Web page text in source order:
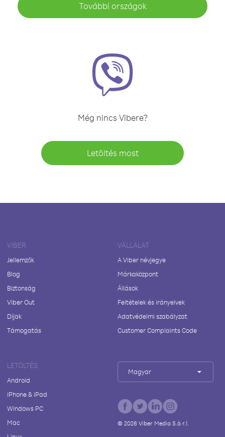
További országok
Még nincs Vibere?
Letöltés most
VIBER
Jellemzők
Blog
Biztonság
Viber Out
Díjak
Támogatás
VÁLLALAT
A Viber névjegye
Márkaközpont
Állások
Feltételek és irányelvek
Adatvédelmi szabályzat
Customer Complaints Code
LETÖLTÉS
Android
iPhone & iPad
Windows PC
Mac
Magyar
© 2026Viber Media S.à r.l.